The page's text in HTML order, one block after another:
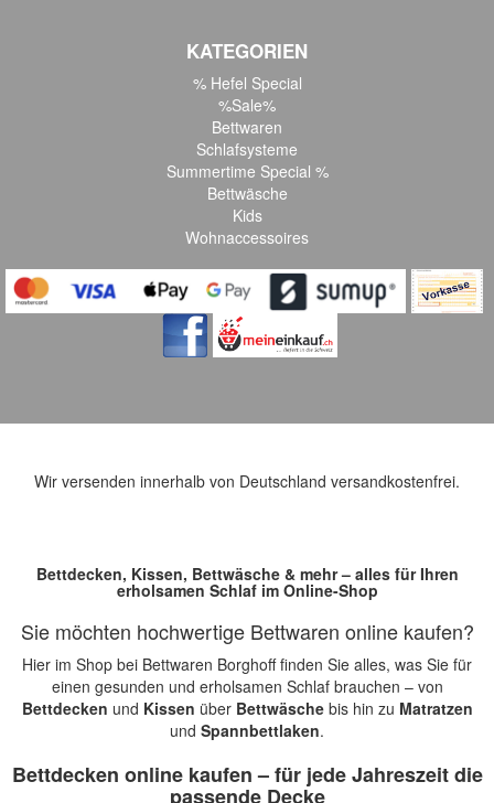
KATEGORIEN
% Hefel Special
%Sale%
Bettwaren
Schlafsysteme
Summertime Special %
Bettwäsche
Kids
Wohnaccessoires
Wir versenden innerhalb von Deutschland versandkostenfrei.
Bettdecken, Kissen, Bettwäsche & mehr – alles für Ihren
erholsamen Schlaf im Online-Shop
Sie möchten hochwertige Bettwaren online kaufen?
Hier im Shop bei Bettwaren Borghoff finden Sie alles, was Sie für
einen gesunden und erholsamen Schlaf brauchen – von
Bettdecken und Kissen über Bettwäschebis hin zu Matratzen
und Spannbettlaken.
Bettdecken online kaufen – für jede Jahreszeit die
passende Decke